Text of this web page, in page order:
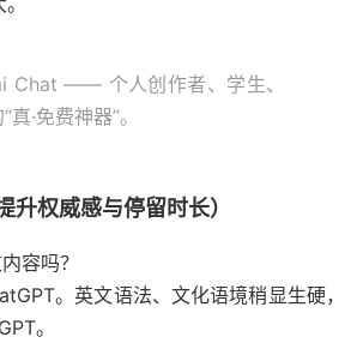
Chat —— 个人创作者、学生、
·免费神器”。
升权威感与停留时长）
容吗？
。英文语法、文化语境稍显生硬，
。